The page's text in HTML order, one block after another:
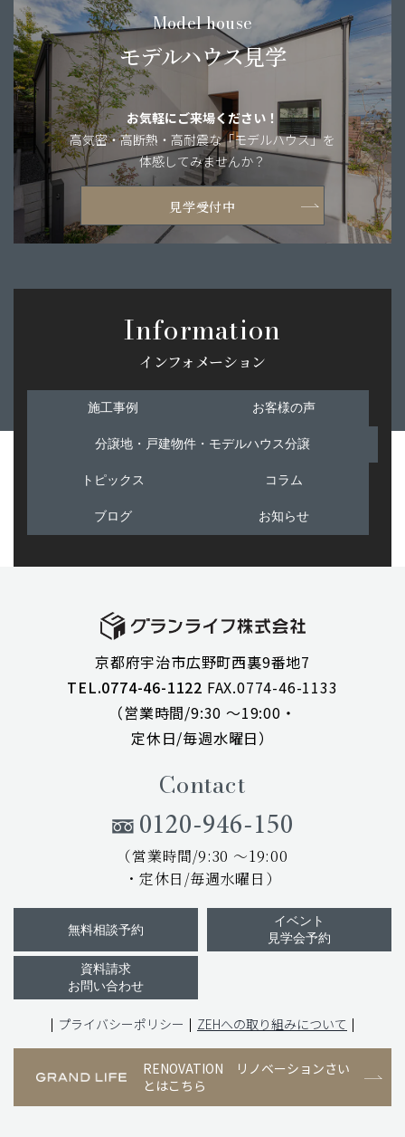
Model house
モデルハウス見学
お気軽にご来場ください！
高気密・高断熱・ 高耐震な「モデルハウス」を
体感してみませんか？
見学受付中
Information
インフォメーション
施工事例 お客様の声
分譲地・戸建物件・モデルハウス分譲
トピックス コラム
ブログ お知らせ
京都府宇治市広野町西裏9番地7
TEL.0774-46-1122 FAX.0774-46-1133
（営業時間/9:30 ～19:00・
定休日/毎週水曜日）
Contact
0120-946-150
（営業時間/9:30 ～19:00
・定休日/毎週水曜日）
無料相談予約
イベント
見学会予約
資料請求
お問い合わせ
プライバシーポリシー ZEHへの取り組みについて
RENOVATION
リノベーションさい
とはこちら